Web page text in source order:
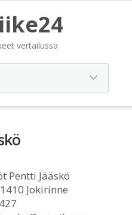
vertailussa
Pentti Jääskö
Jokirinne